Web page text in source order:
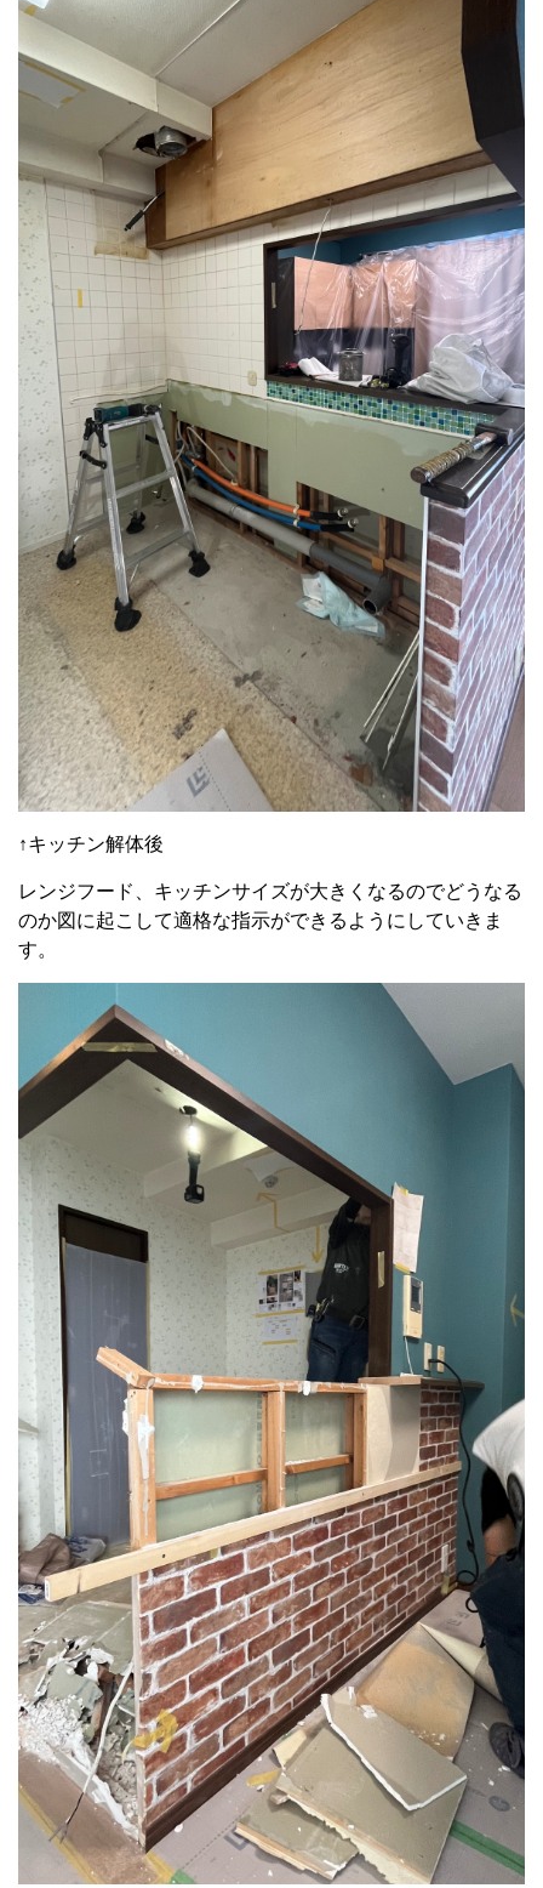
↑キッチン解体後
レンジフード、キッチンサイズが大きくなるのでどうなる
のか図に起こして適格な指示ができるようにしていきま
す。